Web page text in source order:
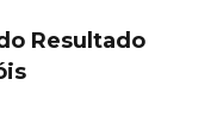
Resultado